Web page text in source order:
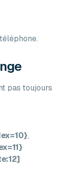
pas toujours
,